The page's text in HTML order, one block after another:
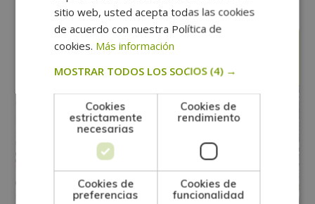
sitio web, usted acepta todas las cookies
de acuerdo con nuestra Política de
cookies. Más información
MOSTRAR TODOS LOS SOCIOS (4) →
Cookies
estrictamente
necesarias
Cookies de
rendimiento
Cookies de
preferencias
Cookies de
funcionalidad